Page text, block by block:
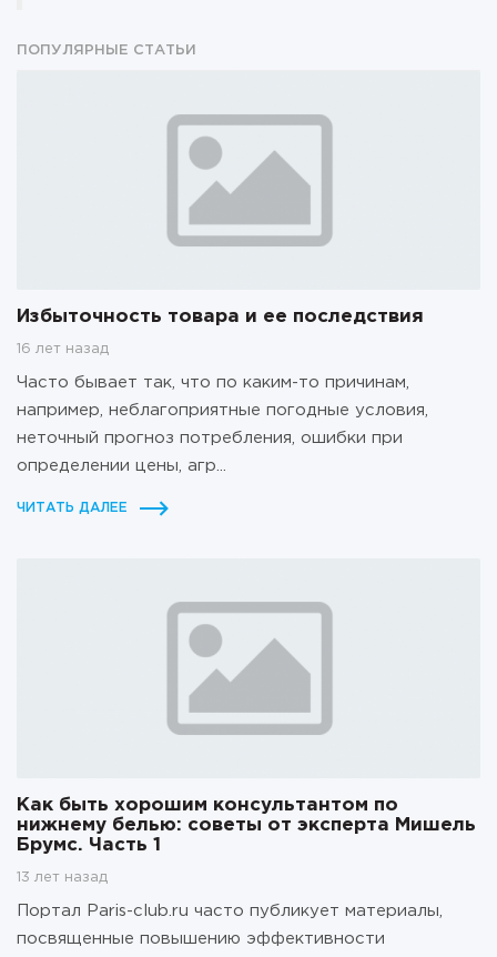
ПОПУЛЯРНЫЕ СТАТЬИ
Избыточность товара и ее последствия
16 лет назад
Часто бывает так, что по каким-то причинам,
например, неблагоприятные погодные условия,
неточный прогноз потребления, ошибки при
определении цены, агр...
ЧИТАТЬ ДАЛЕЕ
Как быть хорошим консультантом по
нижнему белью: советы от эксперта Мишель
Брумс. Часть 1
13 лет назад
Портал Paris-club.ru часто публикует материалы,
посвященные повышению эффективности